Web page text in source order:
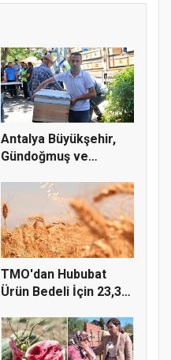
Antalya Büyükşehir,
Gündoğmuş ve
TMO'dan Hububat
Ürün Bedeli İçin 23,3